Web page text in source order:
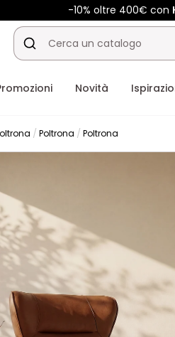
-10% oltre 400€ con
Novità
Poltrona Poltrona